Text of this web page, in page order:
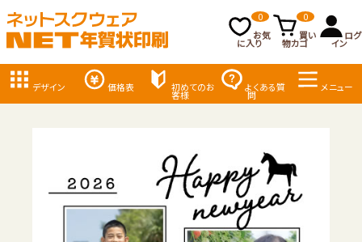
お気
に入り
0
買い
物カゴ
0
ログ
イン
デザイン 価格表 初めてのお
客様
よくある質
問
メニュー